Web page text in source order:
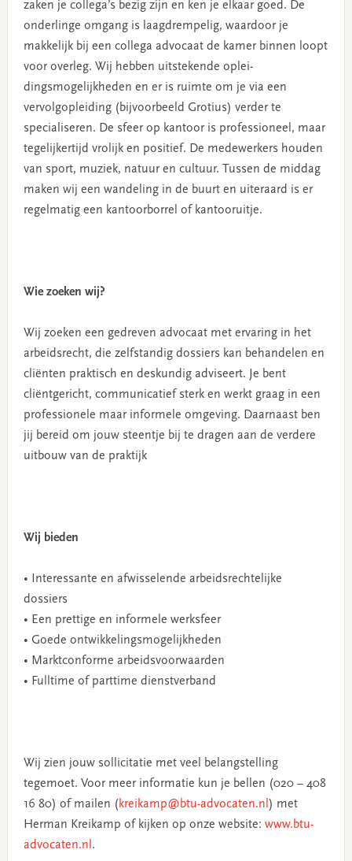
zaken je collega’s bezig zijn en ken je elkaar goed. De
onderlinge omgang is laagdrempelig, waardoor je
makkelijk bij een collega advocaat de kamer binnen loopt
voor overleg. Wij hebben uitstekende oplei-
dingsmogelijkheden en er is ruimte om je via een
vervolgopleiding (bijvoorbeeld Grotius) verder te
specialiseren. De sfeer op kantoor is professioneel, maar
tegelijkertijd vrolijk en positief. De medewerkers houden
van sport, muziek, natuur en cultuur. Tussen de middag
maken wij een wandeling in de buurt en uiteraard is er
regelmatig een kantoorborrel of kantooruitje.
Wie zoeken wij?
Wij zoeken een gedreven advocaat met ervaring in het
arbeidsrecht, die zelfstandig dossiers kan behandelen en
cliënten praktisch en deskundig adviseert. Je bent
cliëntgericht, communicatief sterk en werkt graag in een
professionele maar informele omgeving. Daarnaast ben
jij bereid om jouw steentje bij te dragen aan de verdere
uitbouw van de praktijk
Wij bieden
• Interessante en afwisselende arbeidsrechtelijke
dossiers
• Een prettige en informele werksfeer
• Goede ontwikkelingsmogelijkheden
• Marktconforme arbeidsvoorwaarden
• Fulltime of parttime dienstverband
Wij zien jouw sollicitatie met veel belangstelling
tegemoet. Voor meer informatie kun je bellen (020 – 408
16 80) of mailen (kreikamp@btu-advocaten.nl ) met
Herman Kreikamp of kijken op onze website: www.btu-
advocaten.nl .